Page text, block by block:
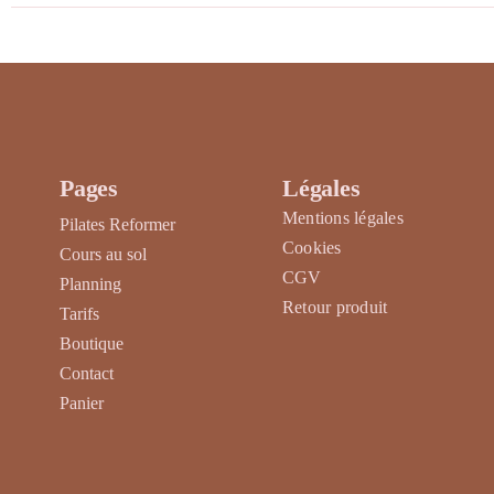
Pages
Pilates Reformer
Cours au sol
Planning
Tarifs
Boutique
Contact
Panier
Légales
Mentions légales
Cookies
CGV
Retour produit